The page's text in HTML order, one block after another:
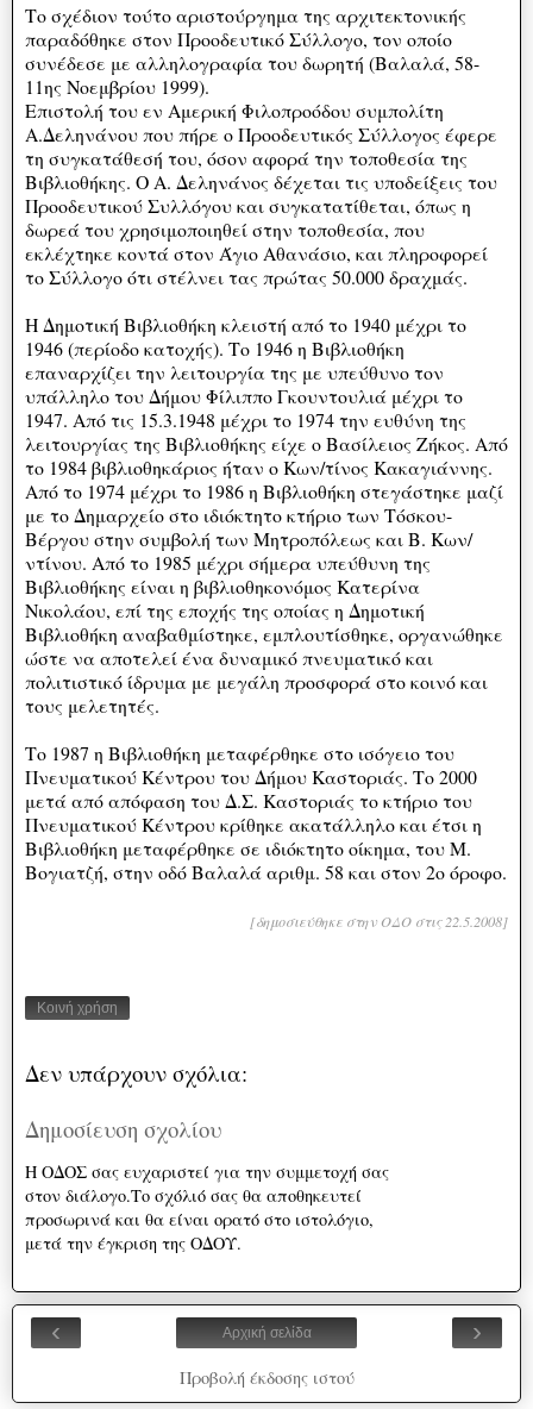
Το σχέδιον τούτο αριστούργημα της αρχιτεκτονικής
παραδόθηκε στον Προοδευτικό Σύλλογο, τον οποίο
συνέδεσε με αλληλογραφία του δωρητή (Βαλαλά, 58-
11ης Νοεμβρίου 1999).
Επιστολή του εν Αμερική Φιλοπροόδου συμπολίτη
Α.Δεληνάνου που πήρε ο Προοδευτικός Σύλλογος έφερε
τη συγκατάθεσή του, όσον αφορά την τοποθεσία της
Βιβλιοθήκης. Ο Α. Δεληνάνος δέχεται τις υποδείξεις του
Προοδευτικού Συλλόγου και συγκατατίθεται, όπως η
δωρεά του χρησιμοποιηθεί στην τοποθεσία, που
εκλέχτηκε κοντά στον Άγιο Αθανάσιο, και πληροφορεί
το Σύλλογο ότι στέλνει τας πρώτας 50.000 δραχμάς.
Η Δημοτική Βιβλιοθήκη κλειστή από το 1940 μέχρι το
1946 (περίοδο κατοχής). Το 1946 η Βιβλιοθήκη
επαναρχίζει την λειτουργία της με υπεύθυνο τον
υπάλληλο του Δήμου Φίλιππο Γκουντουλιά μέχρι το
1947. Από τις 15.3.1948 μέχρι το 1974 την ευθύνη της
λειτουργίας της Βιβλιοθήκης είχε ο Βασίλειος Ζήκος. Από
το 1984 βιβλιοθηκάριος ήταν ο Κων/τίνος Κακαγιάννης.
Από το 1974 μέχρι το 1986 η Βιβλιοθήκη στεγάστηκε μαζί
με το Δημαρχείο στο ιδιόκτητο κτήριο των Τόσκου-
Βέργου στην συμβολή των Μητροπόλεως και Β. Κων/
ντίνου. Από το 1985 μέχρι σήμερα υπεύθυνη της
Βιβλιοθήκης είναι η βιβλιοθηκονόμος Κατερίνα
Νικολάου, επί της εποχής της οποίας η Δημοτική
Βιβλιοθήκη αναβαθμίστηκε, εμπλουτίσθηκε, οργανώθηκε
ώστε να αποτελεί ένα δυναμικό πνευματικό και
πολιτιστικό ίδρυμα με μεγάλη προσφορά στο κοινό και
τους μελετητές.
Το 1987 η Βιβλιοθήκη μεταφέρθηκε στο ισόγειο του
Πνευματικού Κέντρου του Δήμου Καστοριάς. Το 2000
μετά από απόφαση του Δ.Σ. Καστοριάς το κτήριο του
Πνευματικού Κέντρου κρίθηκε ακατάλληλο και έτσι η
Βιβλιοθήκη μεταφέρθηκε σε ιδιόκτητο οίκημα, του Μ.
Βογιατζή, στην οδό Βαλαλά αριθμ. 58 και στον 2ο όροφο.
[δημοσιεύθηκε στην ΟΔΟ στις 22.5.2008]
Κοινή χρήση
Δεν υπάρχουν σχόλια:
Δημοσίευση σχολίου
Η ΟΔΟΣ σας ευχαριστεί για την συμμετοχή σας
στον διάλογο.Το σχόλιό σας θα αποθηκευτεί
προσωρινά και θα είναι ορατό στο ιστολόγιο,
μετά την έγκριση της ΟΔΟΥ.
‹ ›
Αρχική σελίδα
Προβολή έκδοσης ιστού